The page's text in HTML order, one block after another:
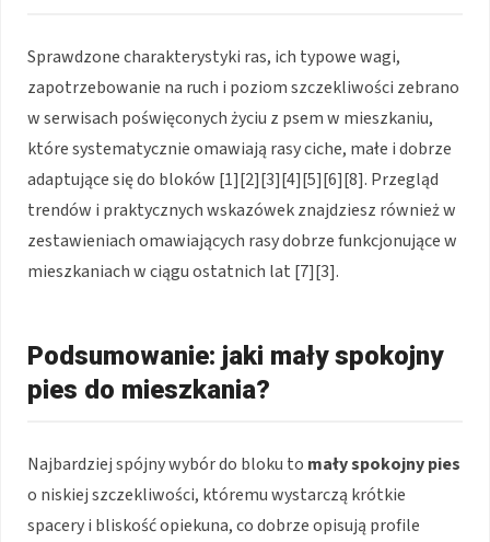
Sprawdzone charakterystyki ras, ich typowe wagi,
zapotrzebowanie na ruch i poziom szczekliwości zebrano
w serwisach poświęconych życiu z psem w mieszkaniu,
które systematycznie omawiają rasy ciche, małe i dobrze
adaptujące się do bloków [1][2][3][4][5][6][8]. Przegląd
trendów i praktycznych wskazówek znajdziesz również w
zestawieniach omawiających rasy dobrze funkcjonujące w
mieszkaniach w ciągu ostatnich lat [7][3].
Podsumowanie: jaki mały spokojny
pies do mieszkania?
Najbardziej spójny wybór do bloku to mały spokojny pies
o niskiej szczekliwości, któremu wystarczą krótkie
spacery i bliskość opiekuna, co dobrze opisują profile